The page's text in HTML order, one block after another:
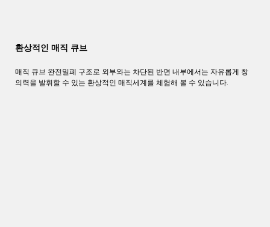
환상적인 매직 큐브
매직 큐브 완전밀폐 구조로 외부와는 차단된 반면 내부에서는 자유롭게 창
의력을 발휘할 수 있는 환상적인 매직세계를 체험해 볼 수 있습니다.